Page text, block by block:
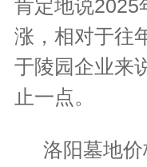
肯定地说2025
涨，相对于往
于陵园企业来
止一点。
洛阳墓地